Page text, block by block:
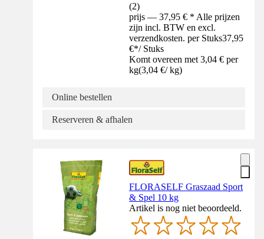
(2)
prijs — 37,95 € * Alle prijzen
zijn incl. BTW en excl.
verzendkosten. per Stuks37,95
€*/ Stuks
Komt overeen met 3,04 € per
kg(3,04 €/ kg)
Online bestellen
Reserveren & afhalen
FLORASELF Graszaad Sport
& Spel 10 kg
Artikel is nog niet beoordeeld.